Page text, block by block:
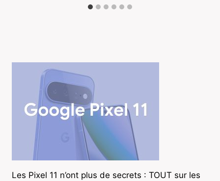
Les Pixel 11 n’ont plus de secrets : TOUT sur les